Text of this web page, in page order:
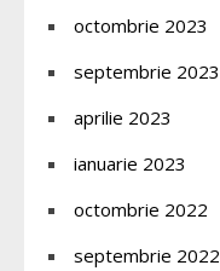
octombrie 2023
septembrie 2023
aprilie 2023
ianuarie 2023
octombrie 2022
septembrie 2022